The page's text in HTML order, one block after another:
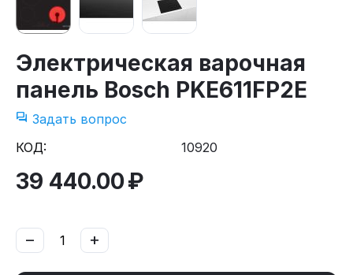
Электрическая варочная
панель Bosch PKE611FP2E
Задать вопрос
КОД:
10920
39 440.00₽
+
−